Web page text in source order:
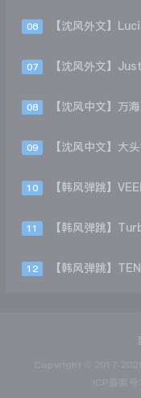
06
07
08
09 【沈风中文】大
10
11
12